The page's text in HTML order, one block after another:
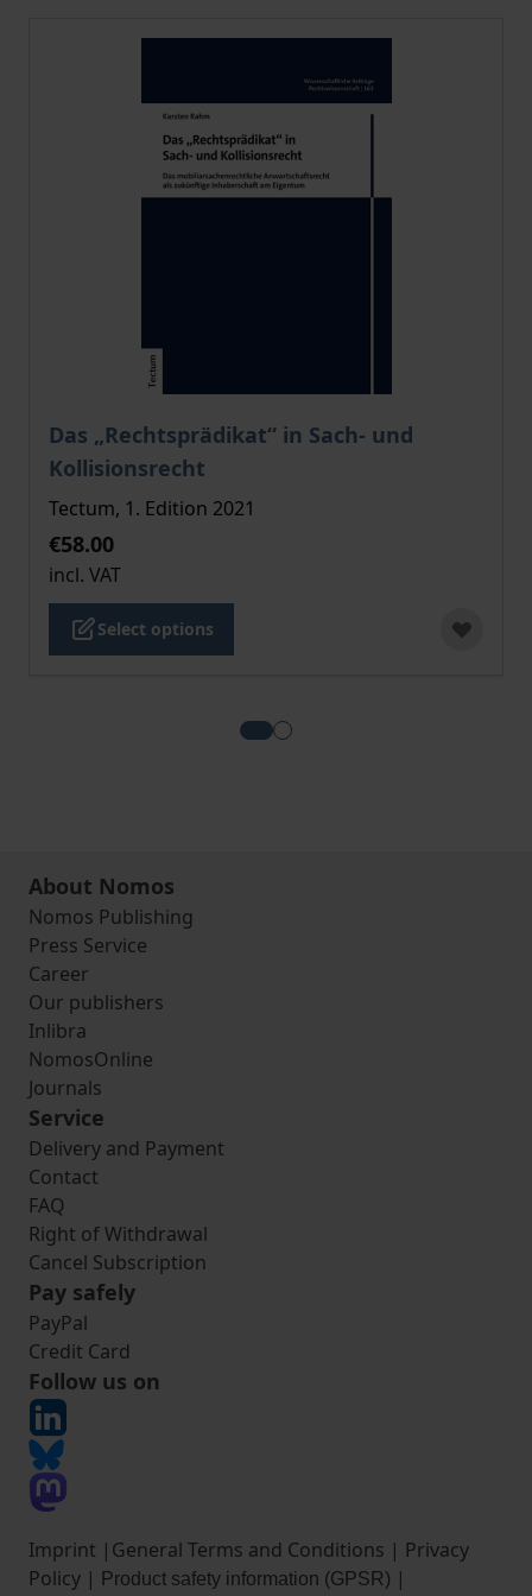
Das „Rechtsprädikat“ in Sach- und
Kollisionsrecht
The price depends on the options chosen on the
Tectum, 1. Edition 2021
€58.00
incl. VAT
Select options
View more about Das
View more about Die
About Nomos
Nomos Publishing
Press Service
Career
Our publishers
Inlibra
NomosOnline
Journals
Service
Delivery and Payment
Contact
FAQ
Right of Withdrawal
Cancel Subscription
Pay safely
PayPal
Credit Card
Follow us on
Imprint | General Terms and Conditions | Privacy
Policy | Product safety information (GPSR) |